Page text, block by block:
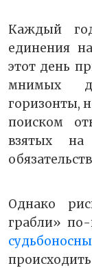
Каждый
единения
этот день
мнимых
горизонты,
поиском
взятых
Однако
грабли»